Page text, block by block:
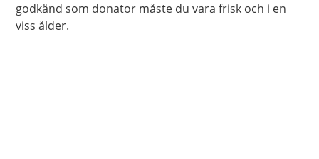
godkänd som donator måste du vara frisk och i en
viss ålder.